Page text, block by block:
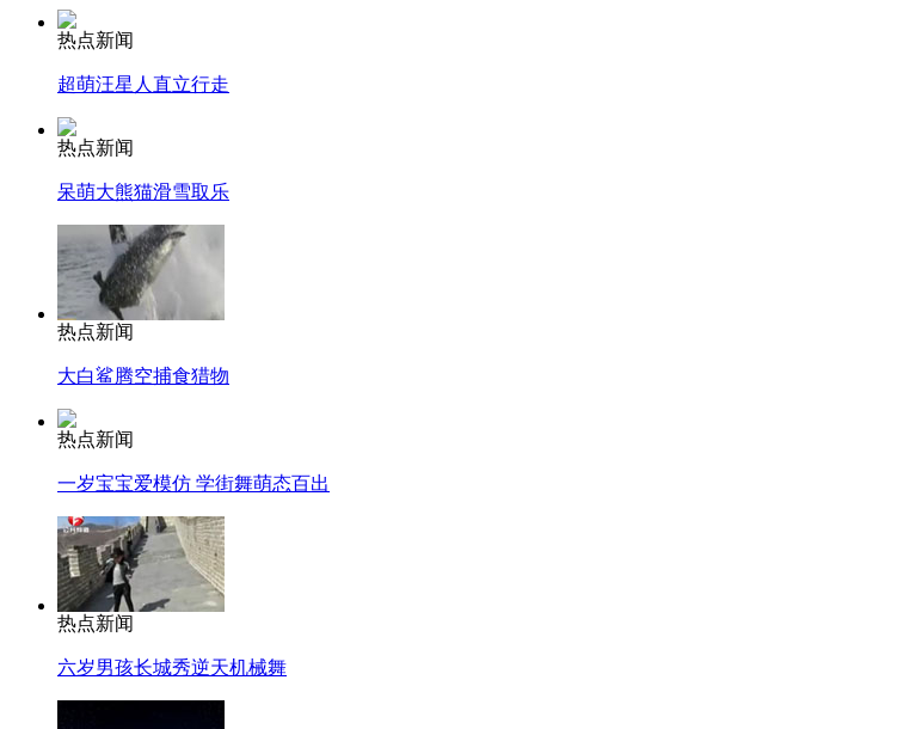
热点新闻
超萌汪星人直立行走
热点新闻
呆萌大熊猫滑雪取乐
热点新闻
大白鲨腾空捕食猎物
热点新闻
一岁宝宝爱模仿 学街舞萌态百出
热点新闻
六岁男孩长城秀逆天机械舞